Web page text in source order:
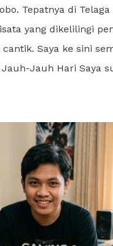
Tepatnya di
yang dikelilingi
Saya ke sini
Jauh-Jauh Hari Saya